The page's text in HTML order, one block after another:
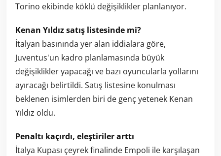
Torino ekibinde köklü değişiklikler planlanıyor.
Kenan Yıldız satış listesinde mi?
İtalyan basınında yer alan iddialara göre,
Juventus'un kadro planlamasında büyük
değişiklikler yapacağı ve bazı oyuncularla yollarını
ayıracağı belirtildi. Satış listesine konulması
beklenen isimlerden biri de genç yetenek Kenan
Yıldız oldu.
Penaltı kaçırdı, eleştiriler arttı
İtalya Kupası çeyrek finalinde Empoli ile karşılaşan